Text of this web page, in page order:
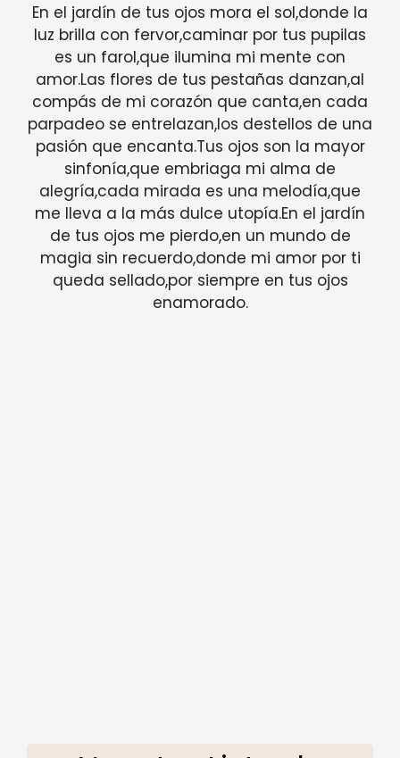
En el jardín de tus ojos mora el sol,donde la
luz brilla con fervor,caminar por tus pupilas
es un farol,que ilumina mi mente con
amor.Las flores de tus pestañas danzan,al
compás de mi corazón que canta,en cada
parpadeo se entrelazan,los destellos de una
pasión que encanta.Tus ojos son la mayor
sinfonía,que embriaga mi alma de
alegría,cada mirada es una melodía,que
me lleva a la más dulce utopía.En el jardín
de tus ojos me pierdo,en un mundo de
magia sin recuerdo,donde mi amor por ti
queda sellado,por siempre en tus ojos
enamorado.